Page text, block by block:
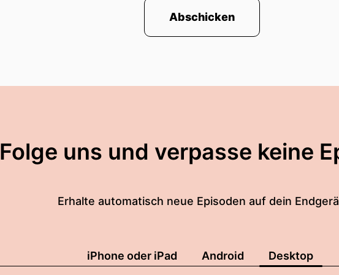
Abschicken
Folge uns und verpasse keine
Erhalte automatisch neue Episoden auf dein
iPhone oder iPad Android Desktop